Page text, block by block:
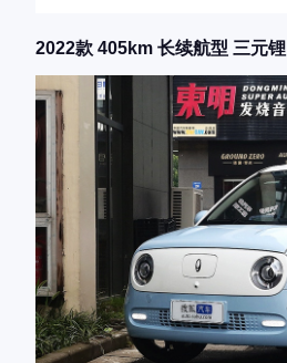
2022款 405km 长续航型 三元锂